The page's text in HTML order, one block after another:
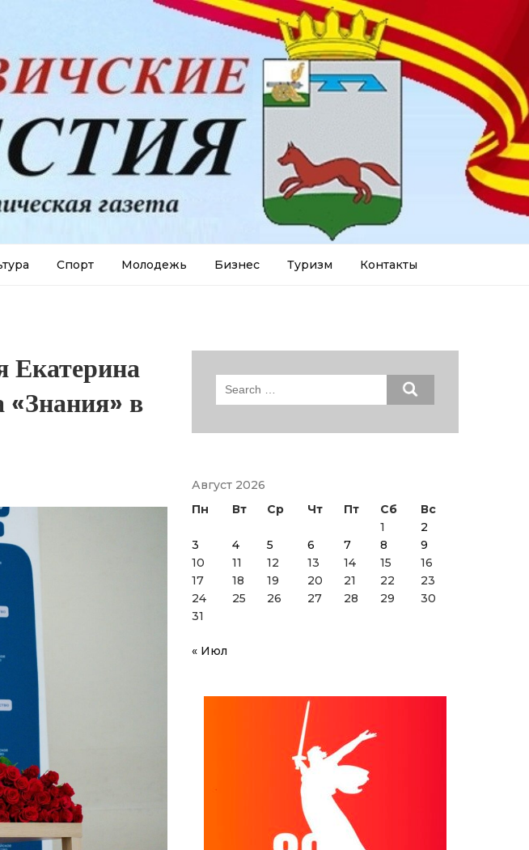
Спорт Молодежь Бизнес Туризм Контакты
Екатерина
«Знания» в
Search
Август 2026
Пн
Вт Ср Чт Пт Сб
Вс
1
2
3
4 5 6 7 8
9
10
11 12 13 14 15
16
17
18 19 20 21 22
23
24
25 26 27 28 29
30
31
« Июл